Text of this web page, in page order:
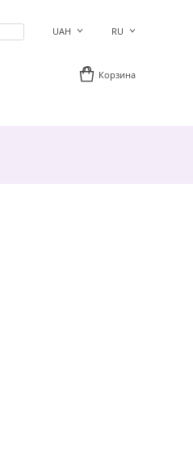
UAH RU
Корзина